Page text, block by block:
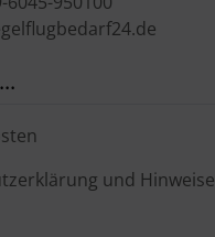
und Hinweise